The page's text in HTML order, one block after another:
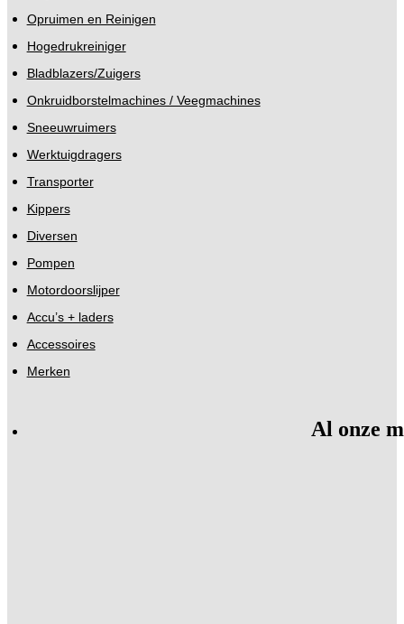
Opruimen en Reinigen
Hogedrukreiniger
Bladblazers/Zuigers
Onkruidborstelmachines / Veegmachines
Sneeuwruimers
Werktuigdragers
Transporter
Kippers
Diversen
Pompen
Motordoorslijper
Accu’s + laders
Accessoires
Merken
Al onze